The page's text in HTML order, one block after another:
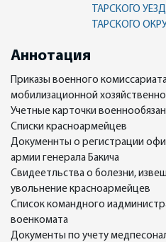
ТАРСКОГО
ТАРСКОГО
Аннотация
Приказы военного
мобилизационной
Учетные карточки
Списки красноармейцев
Докуменнты о регистрации
армии генерала Бакича
Свидеетльства о болезни,
увольнение красноармейцев
Список командного
военкомата
Документы по учету